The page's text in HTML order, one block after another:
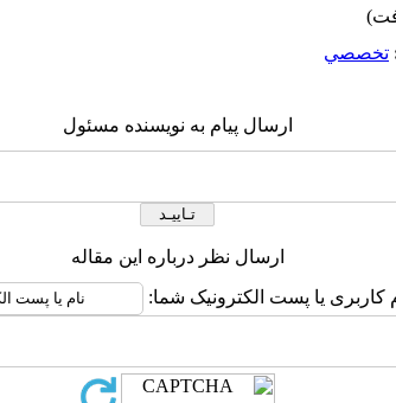
تخصصي
ارسال پیام به نویسنده مسئول
ارسال نظر درباره این مقاله
کاربری یا پست الکترونیک شما: